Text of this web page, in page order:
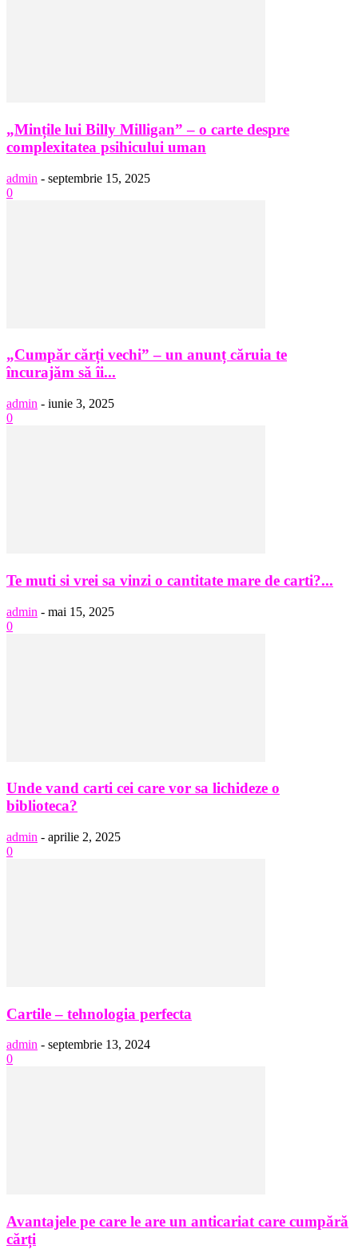
„Mințile lui Billy Milligan” – o carte despre
complexitatea psihicului uman
admin - septembrie 15, 2025
0
„Cumpăr cărți vechi” – un anunț căruia te
încurajăm să îi...
admin - iunie 3, 2025
0
Te muti si vrei sa vinzi o cantitate mare de carti?...
admin - mai 15, 2025
0
Unde vand carti cei care vor sa lichideze o
biblioteca?
admin - aprilie 2, 2025
0
Cartile – tehnologia perfecta
admin - septembrie 13, 2024
0
Avantajele pe care le are un anticariat care cumpără
cărți